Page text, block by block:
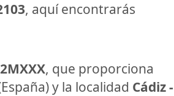
, aquí encontrarás
, que proporciona
y la localidad Cádiz -